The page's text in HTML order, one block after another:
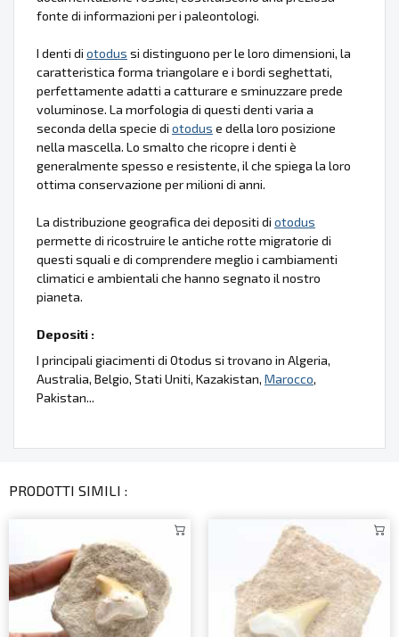
fonte di informazioni per i paleontologi.
I denti di otodus si distinguono per le loro dimensioni, la
caratteristica forma triangolare e i bordi seghettati,
perfettamente adatti a catturare e sminuzzare prede
voluminose. La morfologia di questi denti varia a
seconda della specie di otodus e della loro posizione
nella mascella. Lo smalto che ricopre i denti è
generalmente spesso e resistente, il che spiega la loro
ottima conservazione per milioni di anni.
La distribuzione geografica dei depositi di otodus
permette di ricostruire le antiche rotte migratorie di
questi squali e di comprendere meglio i cambiamenti
climatici e ambientali che hanno segnato il nostro
pianeta.
Depositi :
I principali giacimenti di Otodus si trovano in Algeria,
Australia, Belgio, Stati Uniti, Kazakistan, Marocco,
Pakistan...
PRODOTTI SIMILI :